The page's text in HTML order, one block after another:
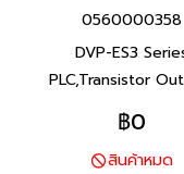
0560000358
DVP-ES3
PLC,Transistor
24Vdc, Product
DVP32ES311T I/O
32,Program
฿0
สินค้าหมด